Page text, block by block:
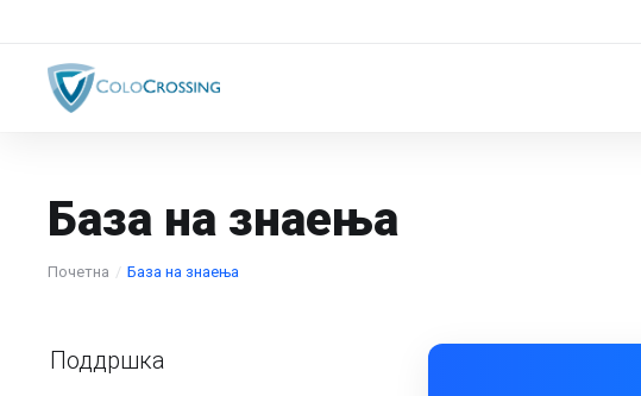
База на знаења
Почетна База на знаења
Поддршка